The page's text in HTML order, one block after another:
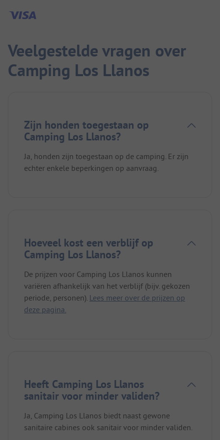
de camping.
Veelgestelde vragen over
Camping Los Llanos
Zijn honden toegestaan op
Camping Los Llanos?
Ja, honden zijn toegestaan op de camping. Er zijn
echter enkele beperkingen op aanvraag.
Hoeveel kost een verblijf op
Camping Los Llanos?
De prijzen voor Camping Los Llanos kunnen
variëren afhankelijk van het verblijf (bijv. gekozen
periode, personen). Lees meer over de prijzen op
deze pagina.
Heeft Camping Los Llanos
sanitair voor minder validen?
Ja, Camping Los Llanos biedt naast gewone
sanitaire cabines ook sanitair voor minder validen.